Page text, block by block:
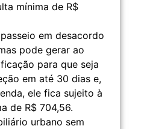
mínima de R$
em desacordo
pode gerar ao
para que seja
em até 30 dias e,
ele fica sujeito à
de R$ 704,56.
urbano sem